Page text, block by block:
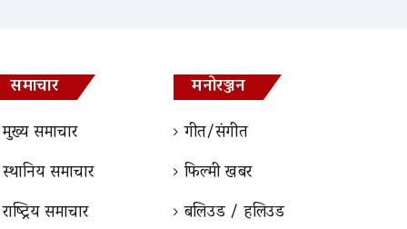
समाचार
मुख्य समाचार
स्थानिय समाचार
राष्ट्रिय समाचार
मनोरञ्जन
गीत/संगीत
फिल्मी खबर
बलिउड / हलिउड